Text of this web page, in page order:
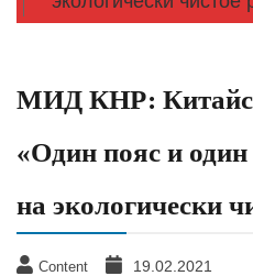
МИД КНР:
«Один пояс и один
на экологически
Content 19.02.2021